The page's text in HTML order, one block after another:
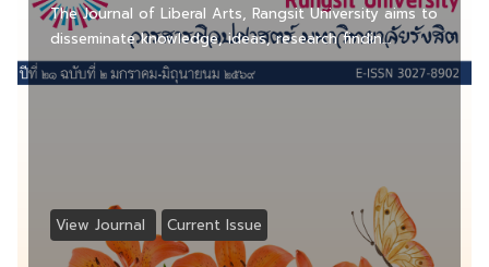
The Journal of Liberal Arts, Rangsit University aims to
disseminate knowledge, ideas, research findin....
View Journal Current Issue